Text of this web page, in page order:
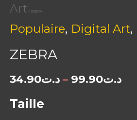
Art / ZEBRA
Populaire, Digital Art,
ZEBRA
د.ت34.90 – د.ت99.90
Taille